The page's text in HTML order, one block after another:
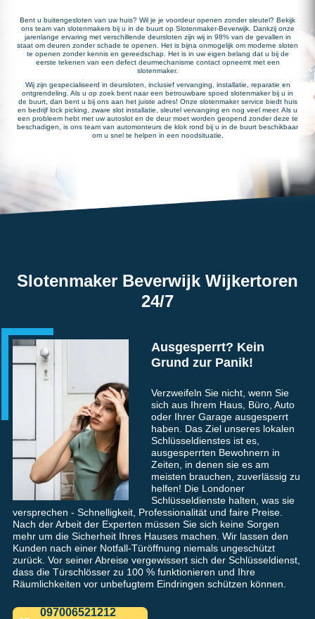
Bent u buitengesloten van uw huis? Wil je je voordeur openen zonder sleutel? Bekijk
ons team van slotenmakers bij u in de buurt op Slotenmaker-Beverwijk. Dankzij onze
jarenlange ervaring met verschillende deursloten zijn wij in 98% van de gevallen in
staat om deuren zonder schade te openen. Het is bijna onmogelijk om moderne sloten
te openen zonder kennis en gereedschap. Het is in uw eigen belang dat u bij de
eerste tekenen van een defect deurmechanisme contact opneemt met een
slotenmaker.
Wij zijn gespecialiseerd in deursloten, inclusief vervanging, installatie, reparatie en
ontgrendeling. Als u op zoek bent naar een betrouwbare spoed slotenmaker bij u in
de buurt, dan bent u bij ons aan het juiste adres! Onze slotenmaker service biedt huis
en bedrijf lock picking, zware slot installatie, sleutel vervanging en nog veel meer. Als u
een probleem hebt met uw autoslot en de deur moet worden geopend zonder deze te
beschadigen, is ons team van automonteurs de klok rond bij u in de buurt beschikbaar
om u snel te helpen in een noodsituatie.
Slotenmaker Beverwijk Wijkertoren
24/7
Ausgesperrt? Kein
Grund zur Panik!
Verzweifeln Sie nicht, wenn Sie
sich aus Ihrem Haus, Büro, Auto
oder Ihrer Garage ausgesperrt
haben. Das Ziel unseres lokalen
Schlüsseldienstes ist es,
ausgesperrten Bewohnern in
Zeiten, in denen sie es am
meisten brauchen, zuverlässig zu
helfen! Die Londoner
Schlüsseldienste halten, was sie
versprechen - Schnelligkeit, Professionalität und faire Preise.
Nach der Arbeit der Experten müssen Sie sich keine Sorgen
mehr um die Sicherheit Ihres Hauses machen. Wir lassen den
Kunden nach einer Notfall-Türöffnung niemals ungeschützt
zurück. Vor seiner Abreise vergewissert sich der Schlüsseldienst,
dass die Türschlösser zu 100 % funktionieren und Ihre
Räumlichkeiten vor unbefugtem Eindringen schützen können.
097006521212